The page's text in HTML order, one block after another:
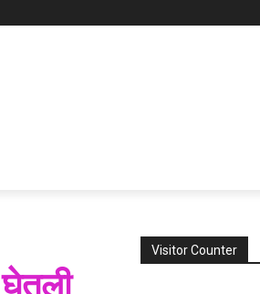
Visitor Counter